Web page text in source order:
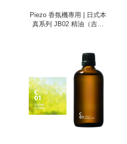
Piezo 香氛機專用 | 日式本
真系列 JB02 精油（吉野